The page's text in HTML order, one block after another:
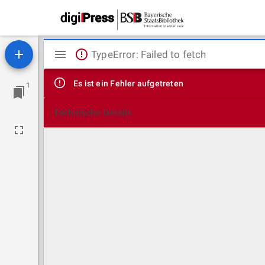
1
Mirador
Viewer
TypeError: Failed to fetch
Es ist ein Fehler aufgetreten
Technische Details